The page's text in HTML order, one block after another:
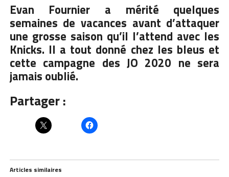
Evan Fournier a mérité quelques
semaines de vacances avant d’attaquer
une grosse saison qu’il l’attend avec les
Knicks. Il a tout donné chez les bleus et
cette campagne des JO 2020 ne sera
jamais oublié.
Partager :
Articles similaires